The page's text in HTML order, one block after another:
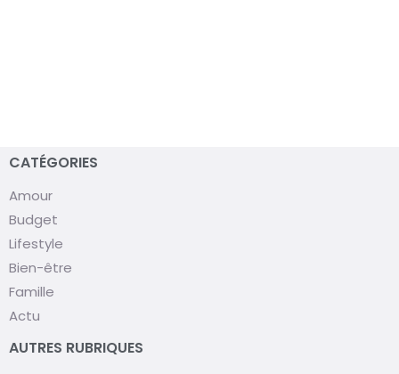
CATÉGORIES
Amour
Budget
Lifestyle
Bien-être
Famille
Actu
AUTRES RUBRIQUES